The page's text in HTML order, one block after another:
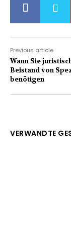
Previous article
Wann Sie
Beistand von
benötigen
VERWANDTE